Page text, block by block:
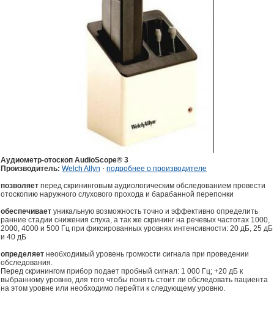
Аудиометр-отоскоп AudioScope® 3
Производитель: Welch Allyn ⋅ подробнее о производителе
позволяет перед скрининговым аудиологическим обследованием провести
отоскопию наружного слухового прохода и барабанной перепонки
обеспечивает уникальную возможность точно и эффективно определить
ранние стадии снижения слуха, а так же скрининг на речевых частотах 1000,
2000, 4000 и 500 Гц при фиксированных уровнях интенсивности: 20 дБ, 25 дБ
и 40 дБ
определяет необходимый уровень громкости сигнала при проведении
обследования.
Перед скринингом прибор подает пробный сигнал: 1 000 Гц; +20 дБ к
выбранному уровню, для того чтобы понять стоит ли обследовать пациента
на этом уровне или необходимо перейти к следующему уровню.